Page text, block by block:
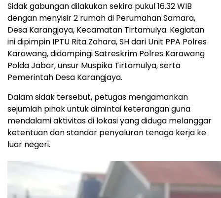
Sidak gabungan dilakukan sekira pukul 16.32 WIB
dengan menyisir 2 rumah di Perumahan Samara,
Desa Karangjaya, Kecamatan Tirtamulya. Kegiatan
ini dipimpin IPTU Rita Zahara, SH dari Unit PPA Polres
Karawang, didampingi Satreskrim Polres Karawang
Polda Jabar, unsur Muspika Tirtamulya, serta
Pemerintah Desa Karangjaya.
Dalam sidak tersebut, petugas mengamankan
sejumlah pihak untuk dimintai keterangan guna
mendalami aktivitas di lokasi yang diduga melanggar
ketentuan dan standar penyaluran tenaga kerja ke
luar negeri.